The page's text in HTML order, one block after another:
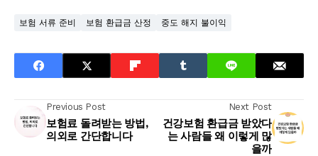
보험 서류 준비 보험 환급금 산정 중도 해지 불이익
Previous Post
보험료 돌려받는 방법,
의외로 간단합니다
Next Post
건강보험 환급금 받았다
는 사람들 왜 이렇게 많
을까